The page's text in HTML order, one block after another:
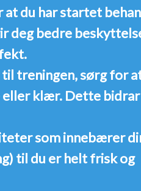
du har startet
deg bedre
treningen, sørg for
eller klær. Dette
som innebærer
til du er helt frisk og